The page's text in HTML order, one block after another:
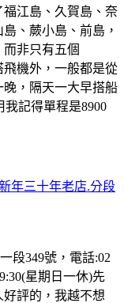
江島、久賀島、奈
、蕨小島、前島，
非只有五個
飛機外，一般都是從
，隔天一大早搭船
記得單程是8900
年三十年老店.分段
段349號，電話:02
星期日一休)先
評的，我越不想